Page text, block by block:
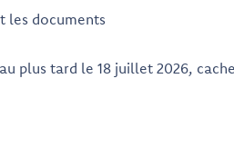
les documents
plus tard le 18 juillet 2026,